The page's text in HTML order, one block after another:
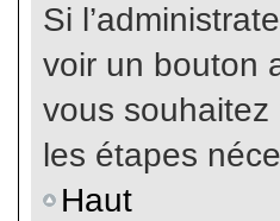
Si
voir un bouton
vous
les étapes
Haut